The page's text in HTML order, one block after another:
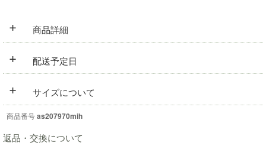
+ 商品詳細
+ 配送予定日
+ サイズについて
商品番号as207970mih
返品・交換について